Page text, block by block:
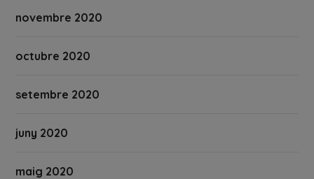
novembre 2020
octubre 2020
setembre 2020
juny 2020
maig 2020